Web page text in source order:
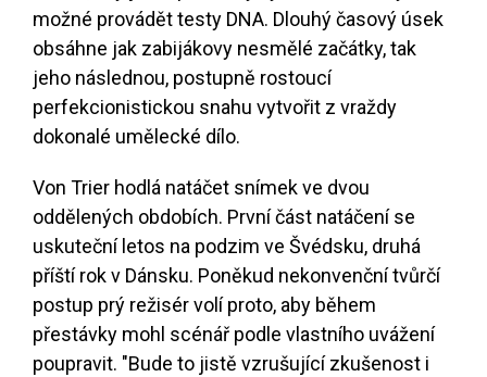
možné provádět testy DNA. Dlouhý časový úsek
obsáhne jak zabijákovy nesmělé začátky, tak
jeho následnou, postupně rostoucí
perfekcionistickou snahu vytvořit z vraždy
dokonalé umělecké dílo.
Von Trier hodlá natáčet snímek ve dvou
oddělených obdobích. První část natáčení se
uskuteční letos na podzim ve Švédsku, druhá
příští rok v Dánsku. Poněkud nekonvenční tvůrčí
postup prý režisér volí proto, aby během
přestávky mohl scénář podle vlastního uvážení
poupravit. "Bude to jistě vzrušující zkušenost i